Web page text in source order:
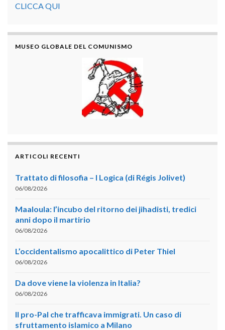
CLICCA QUI
MUSEO GLOBALE DEL COMUNISMO
ARTICOLI RECENTI
Trattato di filosofia – I Logica (di Régis Jolivet)
06/08/2026
Maaloula: l’incubo del ritorno dei jihadisti, tredici
anni dopo il martirio
06/08/2026
L’occidentalismo apocalittico di Peter Thiel
06/08/2026
Da dove viene la violenza in Italia?
06/08/2026
Il pro-Pal che trafficava immigrati. Un caso di
sfruttamento islamico a Milano